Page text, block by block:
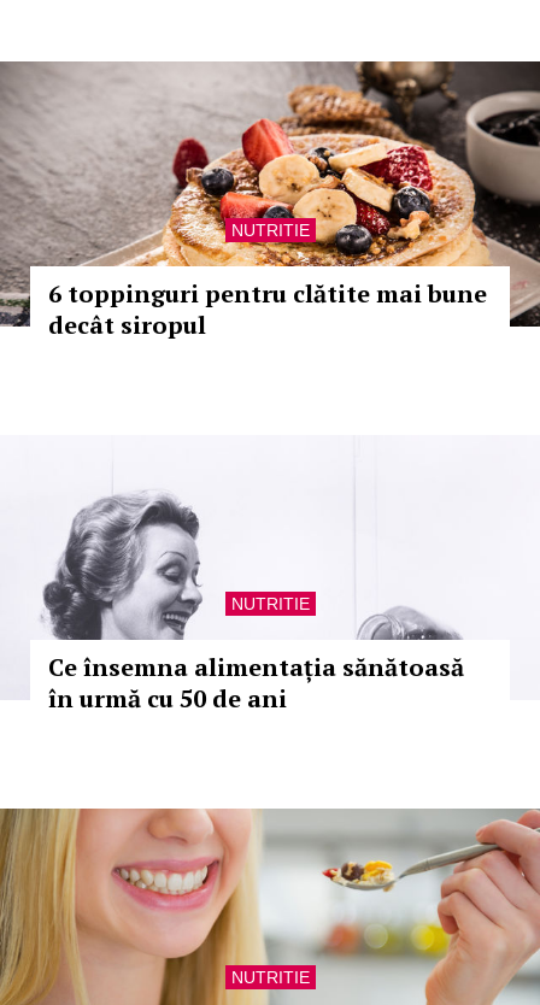
NUTRITIE
6 toppinguri pentru clătite mai bune
decât siropul
NUTRITIE
Ce însemna alimentația sănătoasă
în urmă cu 50 de ani
NUTRITIE